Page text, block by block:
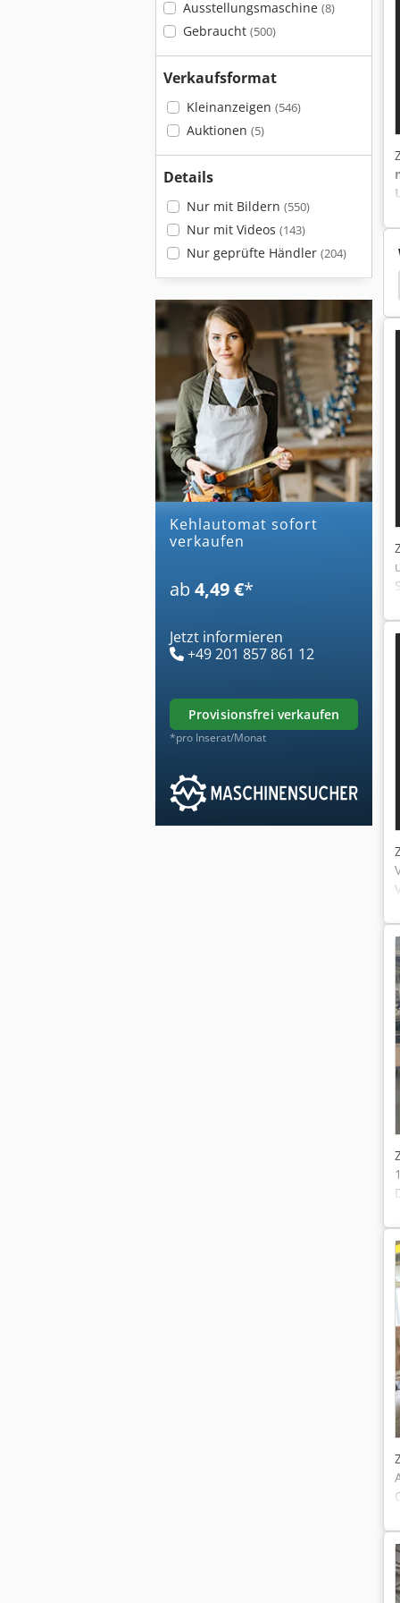
Ausstellungsmaschine (8)
Gebraucht (500)
Verkaufsformat
Kleinanzeigen (546)
Auktionen (5)
Details
Nur mit Bildern (550)
Nur mit Videos (143)
Nur geprüfte Händler (204)
kehlautomat sofort
verkaufen
ab 4,49 €*
Jetzt informieren
+49 201 857 861 12
provisionsfrei verkaufen
*pro Inserat/Monat